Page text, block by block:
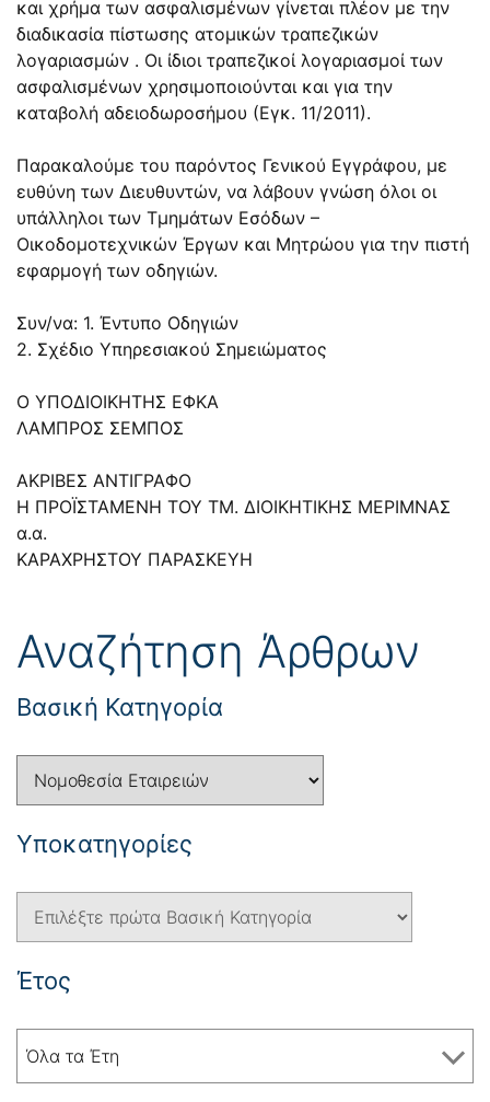
και χρήμα των ασφαλισμένων γίνεται πλέον με την
διαδικασία πίστωσης ατομικών τραπεζικών
λογαριασμών . Οι ίδιοι τραπεζικοί λογαριασμοί των
ασφαλισμένων χρησιμοποιούνται και για την
καταβολή αδειοδωροσήμου (Εγκ. 11/2011).
Παρακαλούμε του παρόντος Γενικού Εγγράφου, με
ευθύνη των Διευθυντών, να λάβουν γνώση όλοι οι
υπάλληλοι των Τμημάτων Εσόδων –
Οικοδομοτεχνικών Έργων και Μητρώου για την πιστή
εφαρμογή των οδηγιών.
Συν/να: 1. Έντυπο Οδηγιών
2. Σχέδιο Υπηρεσιακού Σημειώματος
Ο ΥΠΟΔΙΟΙΚΗΤΗΣ ΕΦΚΑ
ΛΑΜΠΡΟΣ ΣΕΜΠΟΣ
ΑΚΡΙΒΕΣ ΑΝΤΙΓΡΑΦΟ
Η ΠΡΟΪΣΤΑΜΕΝΗ ΤΟΥ ΤΜ. ΔΙΟΙΚΗΤΙΚΗΣ ΜΕΡΙΜΝΑΣ
α.α.
ΚΑΡΑΧΡΗΣΤΟΥ ΠΑΡΑΣΚΕΥΗ
Αναζήτηση Άρθρων
Βασική Κατηγορία
Yποκατηγορίες
Έτος
Όλα τα Έτη